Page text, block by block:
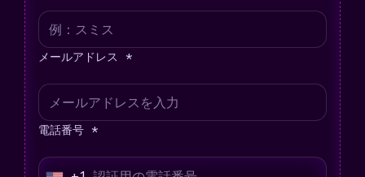
メールアドレス *
電話番号 *